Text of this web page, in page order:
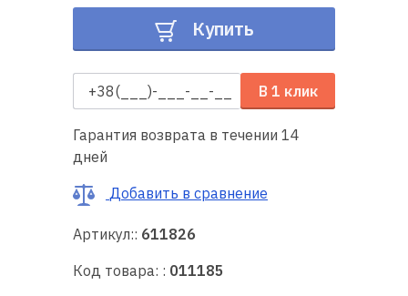
техники
Полезные
советы
нас
Купить
В 1 клик
Гарантия возврата в течении 14
дней
Добавить в сравнение
Артикул:: 611826
Код товара: : 011185